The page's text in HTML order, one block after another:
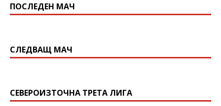
ПОСЛЕДЕН МАЧ
СЛЕДВАЩ МАЧ
СЕВЕРОИЗТОЧНА ТРЕТА ЛИГА